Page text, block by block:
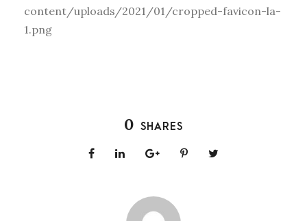
content/uploads/2021/01/cropped-favicon-la-
1.png
0 SHARES